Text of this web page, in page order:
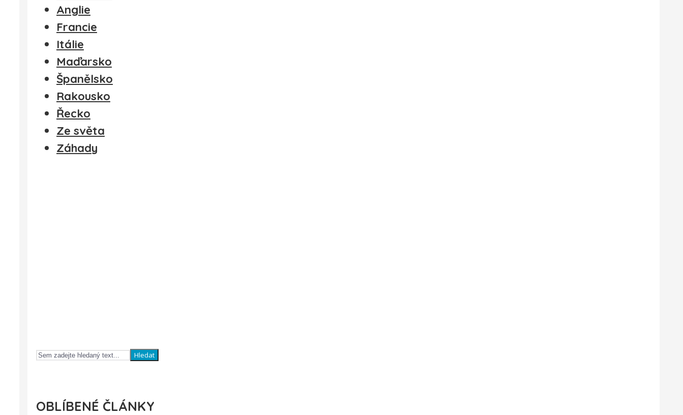
Anglie
Francie
Itálie
Maďarsko
Španělsko
Rakousko
Řecko
Ze světa
Záhady
Hledat
OBLÍBENÉ ČLÁNKY